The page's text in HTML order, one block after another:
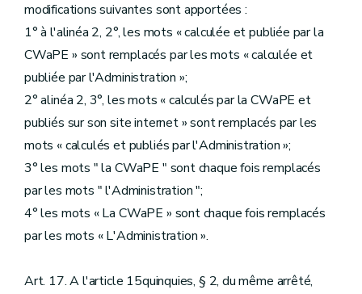
modifications suivantes sont apportées :
1° à l'alinéa 2, 2°, les mots « calculée et publiée par la
CWaPE » sont remplacés par les mots « calculée et
publiée par l'Administration »;
2° alinéa 2, 3°, les mots « calculés par la CWaPE et
publiés sur son site internet » sont remplacés par les
mots « calculés et publiés par l'Administration »;
3° les mots " la CWaPE " sont chaque fois remplacés
par les mots " l'Administration ";
4° les mots « La CWaPE » sont chaque fois remplacés
par les mots « L'Administration ».
Art. 17. A l'article 15quinquies, § 2, du même arrêté,